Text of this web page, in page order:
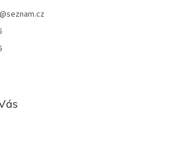
@seznam.cz